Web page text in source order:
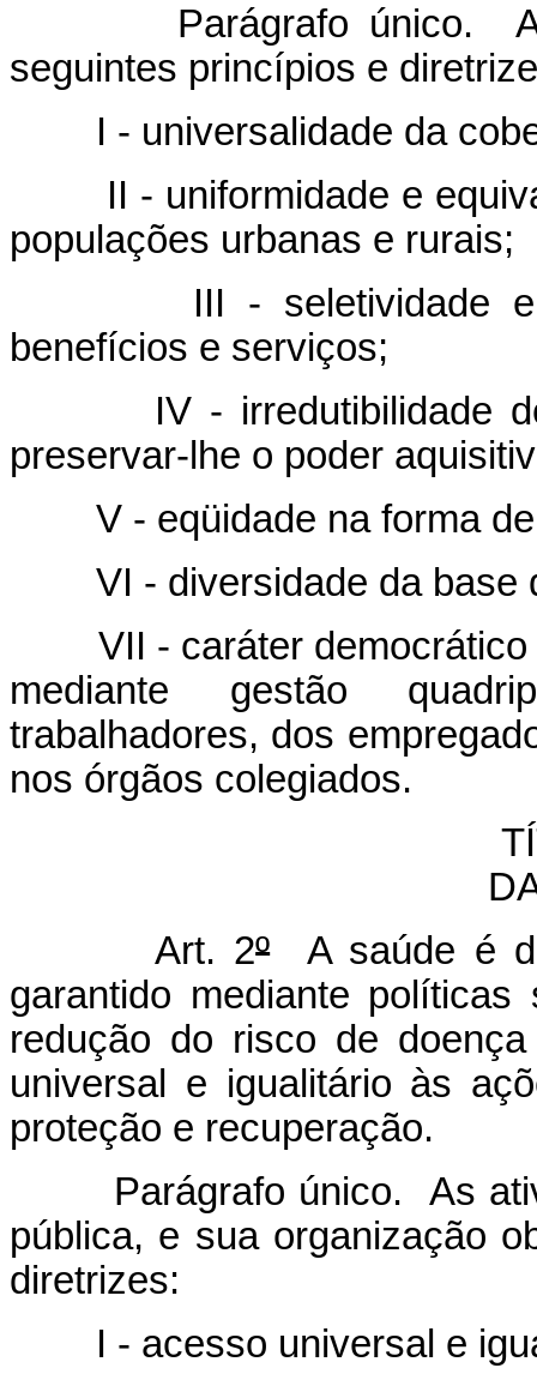
Parágrafo único.
seguintes princípios e
I - universalidade da
II - uniformidade e
populações urbanas e rurais;
III - seletividade
benefícios e serviços;
IV - irredutibilidade
preservar-lhe o poder
V - eqüidade na forma
VI - diversidade da base
VII - caráter
mediante gestão
trabalhadores, dos
nos órgãos colegiados.
Art. 2ºA saúde é
garantido mediante
redução do risco de
universal e igualitário às
proteção e recuperação.
Parágrafo único. As
pública, e sua organização
diretrizes:
I - acesso universal e